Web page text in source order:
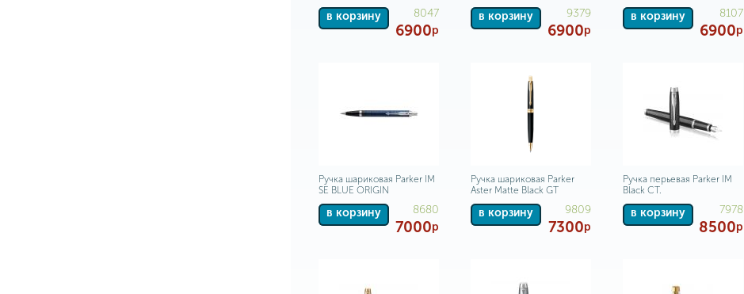
в корзину 8047
6900р
в корзину 9379
6900р
в корзину 8107
6900р
Ручка шариковая Parker IM
SE BLUE ORIGIN
в корзину 8680
7000р
Ручка шариковая Parker
Aster Matte Black GT
в корзину 9809
7300р
Ручка перьевая Parker IM
Black CT.
в корзину 7978
8500р